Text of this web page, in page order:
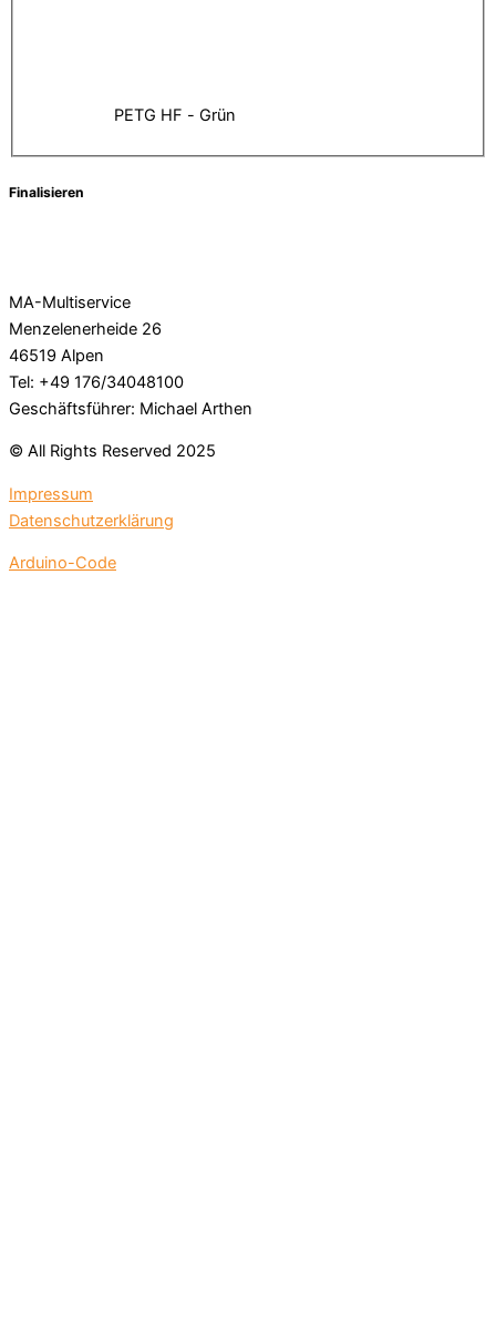
PETG HF - Grün
Finalisieren
MA-Multiservice
Menzelenerheide 26
46519 Alpen
Tel: +49 176/34048100
Geschäftsführer: Michael Arthen
© All Rights Reserved 2025
Impressum
Datenschutzerklärung
Arduino-Code